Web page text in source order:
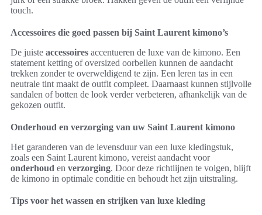
touch.
Accessoires die goed passen bij Saint Laurent kimono’s
De juiste accessoires accentueren de luxe van de kimono. Een
statement ketting of oversized oorbellen kunnen de aandacht
trekken zonder te overweldigend te zijn. Een leren tas in een
neutrale tint maakt de outfit compleet. Daarnaast kunnen stijlvolle
sandalen of botten de look verder verbeteren, afhankelijk van de
gekozen outfit.
Onderhoud en verzorging van uw Saint Laurent kimono
Het garanderen van de levensduur van een luxe kledingstuk,
zoals een Saint Laurent kimono, vereist aandacht voor
onderhoud en verzorging. Door deze richtlijnen te volgen, blijft
de kimono in optimale conditie en behoudt het zijn uitstraling.
Tips voor het wassen en strijken van luxe kleding